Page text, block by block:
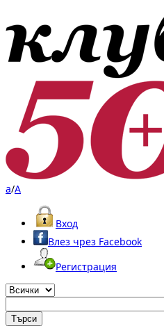
a/A
Вход
Влез чрез Facebook
Регистрация